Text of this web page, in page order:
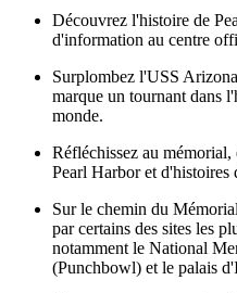
Découvrez l'histoire de
d'information au centre
Surplombez l'USS
marque un tournant dans
monde.
Réfléchissez au
Pearl Harbor et d'histoires
Sur le chemin du
par certains des sites les
notamment le National
(Punchbowl) et le palais